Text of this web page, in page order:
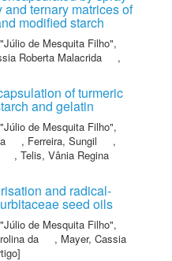
ternary matrices of
modified starch
de Mesquita Filho",
Roberta Malacrida
,
of turmeric
and gelatin
de Mesquita Filho",
, Ferreira, Sungil
,
, Telis, Vânia Regina
and radical-
seed oils
de Mesquita Filho",
da , Mayer, Cassia